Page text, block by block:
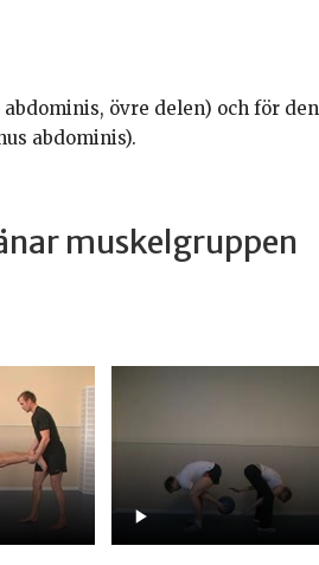
övre delen) och för den
abdominis).
muskelgruppen